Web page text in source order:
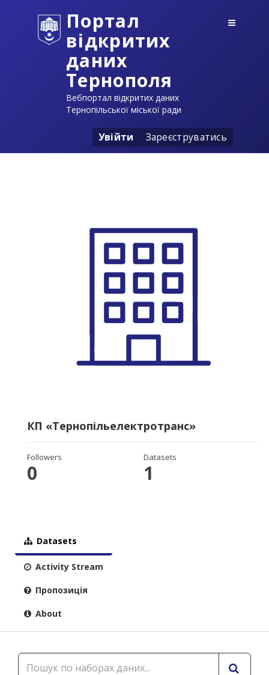
Портал
відкритих
даних
Тернополя
Вебпортал відкритих даних
Тернопільської міської ради
Увійти Зареєструватись
КП «Тернопільелектротранс»
Followers
0
Datasets
1
Datasets
Activity Stream
Пропозиція
About